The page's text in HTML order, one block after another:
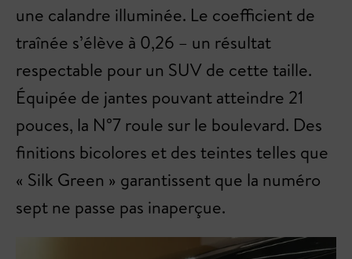
une calandre illuminée. Le coefficient de
traînée s’élève à 0,26 – un résultat
respectable pour un SUV de cette taille.
Équipée de jantes pouvant atteindre 21
pouces, la N°7 roule sur le boulevard. Des
finitions bicolores et des teintes telles que
« Silk Green » garantissent que la numéro
sept ne passe pas inaperçue.